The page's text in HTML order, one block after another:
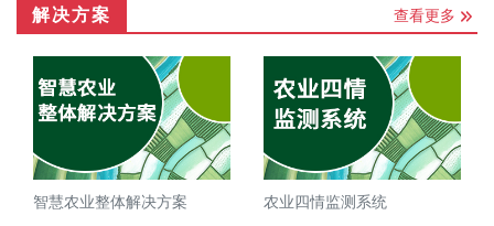
解决方案 查看更多
智慧农业整体解决方案 农业四情监测系统